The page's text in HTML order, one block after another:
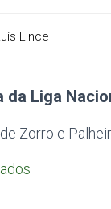
Lince
da Liga
Zorro e